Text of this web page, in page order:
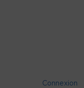
Connexion